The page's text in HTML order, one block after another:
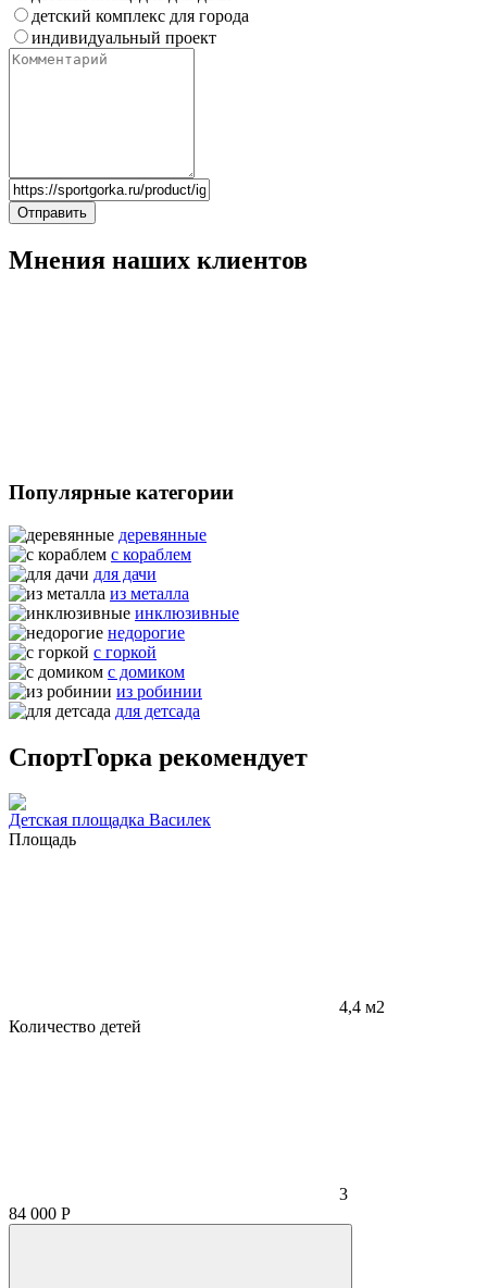
детский комплекс для города
индивидуальный проект
Отправить
Мнения наших клиентов
Популярные категории
деревянные
с кораблем
для дачи
из металла
инклюзивные
недорогие
с горкой
с домиком
из робинии
для детсада
СпортГорка рекомендует
Детская площадка Василек
Площадь
4,4 м2
Количество детей
3
84 000 Р